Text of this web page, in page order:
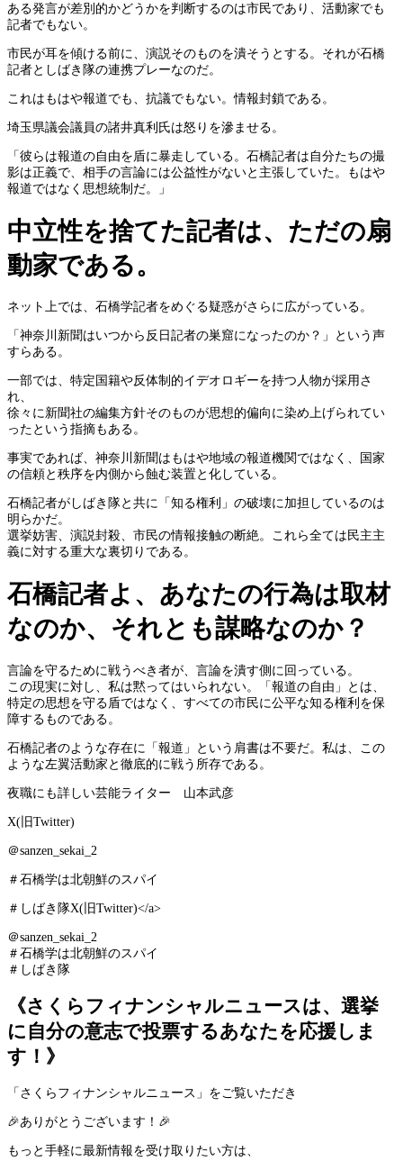
ある発言が差別的かどうかを判断するのは市民であり、活動家でも
記者でもない。
市民が耳を傾ける前に、演説そのものを潰そうとする。それが石橋
記者としばき隊の連携プレーなのだ。
これはもはや報道でも、抗議でもない。情報封鎖である。
埼玉県議会議員の諸井真利氏は怒りを滲ませる。
「彼らは報道の自由を盾に暴走している。石橋記者は自分たちの撮
影は正義で、相手の言論には公益性がないと主張していた。もはや
報道ではなく思想統制だ。」
中立性を捨てた記者は、ただの扇
動家である。
ネット上では、石橋学記者をめぐる疑惑がさらに広がっている。
「神奈川新聞はいつから反日記者の巣窟になったのか？」という声
すらある。
一部では、特定国籍や反体制的イデオロギーを持つ人物が採用さ
れ、
徐々に新聞社の編集方針そのものが思想的偏向に染め上げられてい
ったという指摘もある。
事実であれば、神奈川新聞はもはや地域の報道機関ではなく、国家
の信頼と秩序を内側から蝕む装置と化している。
石橋記者がしばき隊と共に「知る権利」の破壊に加担しているのは
明らかだ。
選挙妨害、演説封殺、市民の情報接触の断絶。これら全ては民主主
義に対する重大な裏切りである。
石橋記者よ、あなたの行為は取材
なのか、それとも謀略なのか？
言論を守るために戦うべき者が、言論を潰す側に回っている。
この現実に対し、私は黙ってはいられない。「報道の自由」とは、
特定の思想を守る盾ではなく、すべての市民に公平な知る権利を保
障するものである。
石橋記者のような存在に「報道」という肩書は不要だ。私は、この
ような左翼活動家と徹底的に戦う所存である。
夜職にも詳しい芸能ライター 山本武彦
X(旧Twitter)
＠sanzen_sekai_2
＃石橋学は北朝鮮のスパイ
＃しばき隊X(旧Twitter)</a>
＠sanzen_sekai_2
＃石橋学は北朝鮮のスパイ
＃しばき隊
《さくらフィナンシャルニュースは、選挙
に自分の意志で投票するあなたを応援しま
す！》
「さくらフィナンシャルニュース」をご覧いただき
🎉ありがとうございます！🎉
もっと手軽に最新情報を受け取りたい方は、